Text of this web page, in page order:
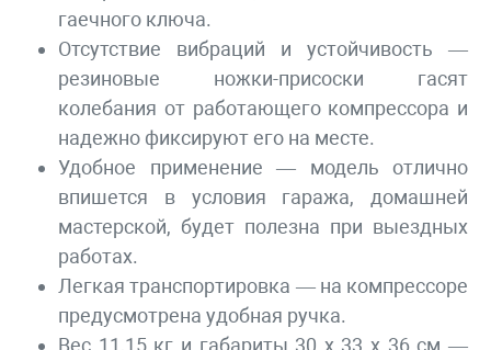
гаечного ключа.
Отсутствие вибраций и устойчивость —
резиновые ножки-присоски гасят
колебания от работающего компрессора и
надежно фиксируют его на месте.
Удобное применение — модель отлично
впишется в условия гаража, домашней
мастерской, будет полезна при выездных
работах.
Легкая транспортировка — на компрессоре
предусмотрена удобная ручка.
Вес 11,15 кг и габариты 30 х 33 х 36 см —